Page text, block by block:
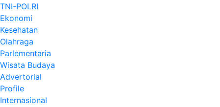
TNI-POLRI
Ekonomi
Kesehatan
Olahraga
Parlementaria
Wisata Budaya
Advertorial
Profile
Internasional